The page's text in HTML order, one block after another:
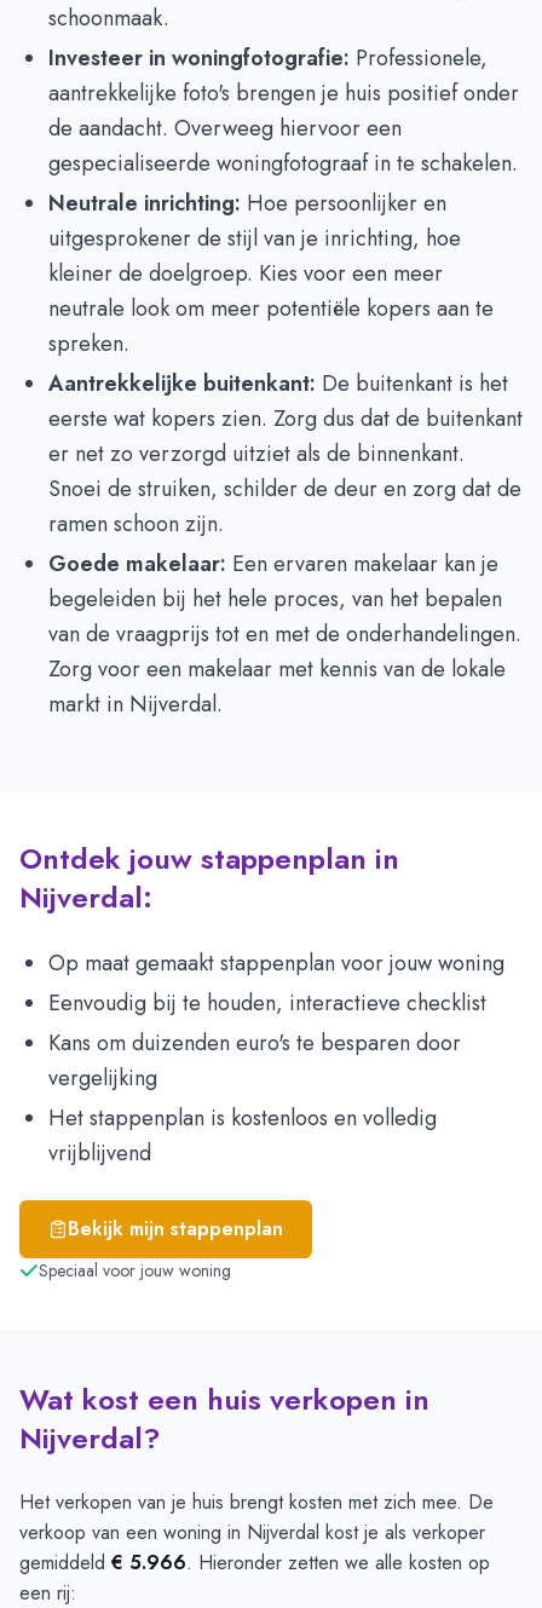
schoonmaak.
Investeer in woningfotografie: Professionele,
aantrekkelijke foto's brengen je huis positief onder
de aandacht. Overweeg hiervoor een
gespecialiseerde woningfotograaf in te schakelen.
Neutrale inrichting: Hoe persoonlijker en
uitgesprokener de stijl van je inrichting, hoe
kleiner de doelgroep. Kies voor een meer
neutrale look om meer potentiële kopers aan te
spreken.
Aantrekkelijke buitenkant: De buitenkant is het
eerste wat kopers zien. Zorg dus dat de buitenkant
er net zo verzorgd uitziet als de binnenkant.
Snoei de struiken, schilder de deur en zorg dat de
ramen schoon zijn.
Goede makelaar: Een ervaren makelaar kan je
begeleiden bij het hele proces, van het bepalen
van de vraagprijs tot en met de onderhandelingen.
Zorg voor een makelaar met kennis van de lokale
markt in Nijverdal.
Ontdek jouw stappenplan in
Nijverdal:
Op maat gemaakt stappenplan voor jouw woning
Eenvoudig bij te houden, interactieve checklist
Kans om duizenden euro's te besparen door
vergelijking
Het stappenplan is kostenloos en volledig
vrijblijvend
Bekijk mijn stappenplan
Speciaal voor jouw woning
Wat kost een huis verkopen in
Nijverdal?
Het verkopen van je huis brengt kosten met zich mee. De
verkoop van een woning in Nijverdal kost je als verkoper
gemiddeld € 5.966. Hieronder zetten we alle kosten op
een rij: